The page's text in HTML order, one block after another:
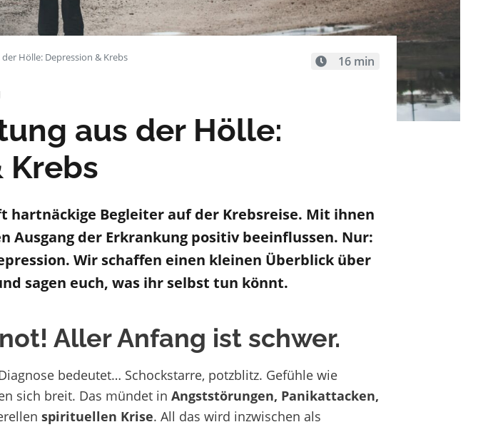
Hölle: Depression & Krebs 16 min
aus der Hölle:
Krebs
hartnäckige Begleiter auf der Krebsreise. Mit ihnen
Ausgang der Erkrankungpositiv beeinflussen. Nur:
Wir schaffen einen kleinen Überblick über
sagen euch, was ihr selbst tun könnt.
Aller Anfang ist schwer.
bedeutet… Schockstarre, potzblitz. Gefühle wie
sich breit. Das mündet in Angststörungen, Panikattacken,
spirituellen Krise. All das wird inzwischen als